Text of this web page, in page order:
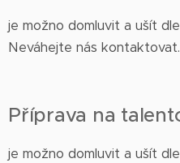
je možno domluvit a ušít
Neváhejte nás kontaktovat.
Příprava na
je možno domluvit a ušít